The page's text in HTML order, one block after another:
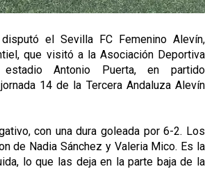
el Sevilla FC Femenino Alevín,
que visitó a la Asociación Deportiva
Antonio Puerta, en partido
14 de la Tercera Andaluza Alevín
con una dura goleada por 6-2. Los
de Nadia Sánchez y Valeria Mico. Es la
lo que las deja en la parte baja de la